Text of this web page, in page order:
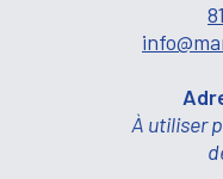
À utiliser